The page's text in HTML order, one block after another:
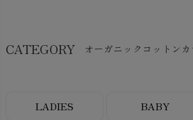
CATEGORY オーガニックコットンカ
LADIES BABY